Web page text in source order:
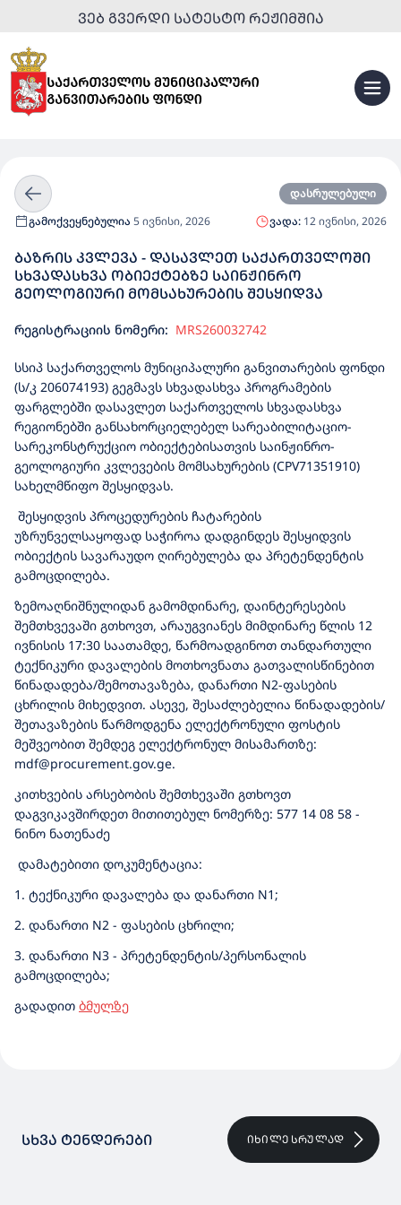
ᲕᲔᲑ ᲒᲕᲔᲠᲓᲘ ᲡᲐᲢᲔᲡᲢᲝ ᲠᲔᲟᲘᲛᲨᲘᲐ
დასრულებული
გამოქვეყნებულია 5 ივნისი, 2026 ვადა: 12 ივნისი, 2026
ᲑᲐᲖᲠᲘᲡ ᲙᲕᲚᲔᲕᲐ - ᲓᲐᲡᲐᲕᲚᲔᲗ ᲡᲐᲥᲐᲠᲗᲕᲔᲚᲝᲨᲘ
ᲡᲮᲕᲐᲓᲐᲡᲮᲕᲐ ᲝᲑᲘᲔᲥᲢᲔᲑᲖᲔ ᲡᲐᲘᲜᲟᲘᲜᲠᲝ
ᲒᲔᲝᲚᲝᲒᲘᲣᲠᲘ ᲛᲝᲛᲡᲐᲮᲣᲠᲔᲑᲘᲡ ᲨᲔᲡᲧᲘᲓᲕᲐ
რეგისტრაციის ნომერი: MRS260032742
სსიპ საქართველოს მუნიციპალური განვითარების ფონდი
(ს/კ 206074193) გეგმავს სხვადასხვა პროგრამების
ფარგლებში დასავლეთ საქართველოს სხვადასხვა
რეგიონებში განსახორციელებელ სარეაბილიტაციო-
სარეკონსტრუქციო ობიექტებისათვის საინჟინრო-
გეოლოგიური კვლევების მომსახურების (CPV71351910)
სახელმწიფო შესყიდვას.
შესყიდვის პროცედურების ჩატარების
უზრუნველსაყოფად საჭიროა დადგინდეს შესყიდვის
ობიექტის სავარაუდო ღირებულება და პრეტენდენტის
გამოცდილება.
ზემოაღნიშნულიდან გამომდინარე, დაინტერესების
შემთხვევაში გთხოვთ, არაუგვიანეს მიმდინარე წლის 12
ივნისის 17:30 საათამდე, წარმოადგინოთ თანდართული
ტექნიკური დავალების მოთხოვნათა გათვალისწინებით
წინადადება/შემოთავაზება, დანართი N2-ფასების
ცხრილის მიხედვით. ასევე, შესაძლებელია წინადადების/
შეთავაზების წარმოდგენა ელექტრონული ფოსტის
მეშვეობით შემდეგ ელექტრონულ მისამართზე:
mdf@procurement.gov.ge.
კითხვების არსებობის შემთხევაში გთხოვთ
დაგვიკავშირდეთ მითითებულ ნომერზე: 577 14 08 58 -
ნინო ნათენაძე
დამატებითი დოკუმენტაცია:
1. ტექნიკური დავალება და დანართი N1;
2. დანართი N2 - ფასების ცხრილი;
3. დანართი N3 - პრეტენდენტის/პერსონალის
გამოცდილება;
გადადით ბმულზე
ᲡᲮᲕᲐ ᲢᲔᲜᲓᲔᲠᲔᲑᲘ ᲘᲮᲘᲚᲔ ᲡᲠᲣᲚᲐᲓ